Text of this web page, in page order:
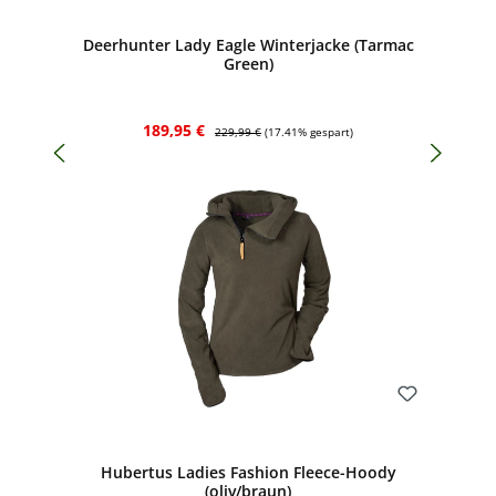
Deerhunter Lady Eagle Winterjacke (Tarmac
Green)
Verkaufspreis:
189,95 € Regulärer Preis:
229,99 € (17.41% gespart)
Hubertus Ladies Fashion Fleece-Hoody
(oliv/braun)